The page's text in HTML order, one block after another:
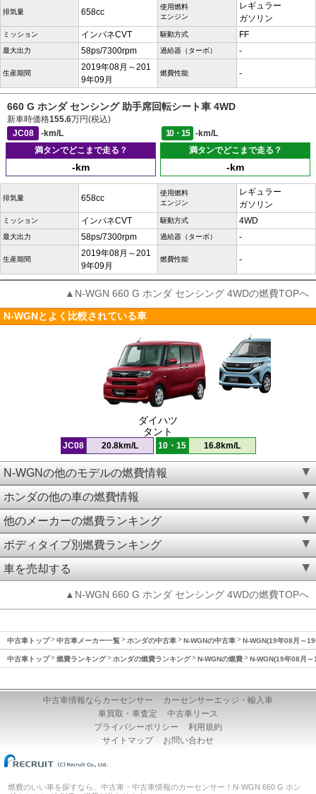
排気量 658cc
使用燃料
エンジン
レギュラー
ガソリン
ミッション インパネCVT 駆動方式 FF
最大出力 58ps/7300rpm 過給器（ターボ） -
生産期間
2019年08月～201
9年09月
燃費性能 -
660 G ホンダ センシング 助手席回転シート車 4WD
新車時価格155.6万円(税込)
JC08
-km/L 10・15
-km/L
満タンでどこまで走る？
-km
満タンでどこまで走る？
-km
排気量 658cc
使用燃料
エンジン
レギュラー
ガソリン
ミッション インパネCVT 駆動方式 4WD
最大出力 58ps/7300rpm 過給器（ターボ） -
生産期間
2019年08月～201
9年09月
燃費性能 -
▲N-WGN 660 G ホンダ センシング 4WDの燃費TOPへ
N-WGNとよく比較されている車
ダイハツ
タント
JC08 20.8km/L 10・15 16.8km/L
N-WGNの他のモデルの燃費情報
ホンダの他の車の燃費情報
他のメーカーの燃費ランキング
ボディタイプ別燃費ランキング
車を売却する
▲N-WGN 660 G ホンダ センシング 4WDの燃費TOPへ
中古車トップ 中古車メーカー一覧 ホンダの中古車 N-WGNの中古車 N-WGN(19年08月～
中古車トップ 燃費ランキング ホンダの燃費ランキング N-WGNの燃費 N-WGN(19年08月
中古車情報ならカーセンサー
カーセンサーエッジ・輸入車
車買取・車査定
中古車リース
プライバシーポリシー
利用規約
サイトマップ
お問い合わせ
燃費のいい車を探すなら、中古車・中古車情報のカーセンサー！N-WGN 660 G ホン